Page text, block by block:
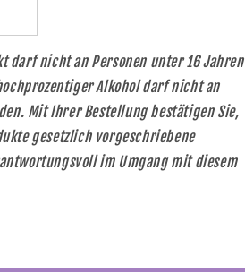
darf nicht an Personen unter 16 Jahren
Alkohol darf nicht an
Mit Ihrer Bestellung bestätigen Sie,
gesetzlich vorgeschriebene
im Umgang mit diesem